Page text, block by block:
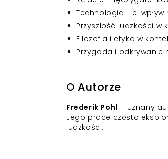
Technologia i jej wpływ
Przyszłość ludzkości w
Filozofia i etyka w
Przygoda i odkrywanie
O Autorze
Frederik Pohl – uznany
Jego prace często
ludzkości.